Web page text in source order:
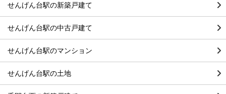
せんげん台駅の新築戸建て
せんげん台駅の中古戸建て
せんげん台駅のマンション
せんげん台駅の土地